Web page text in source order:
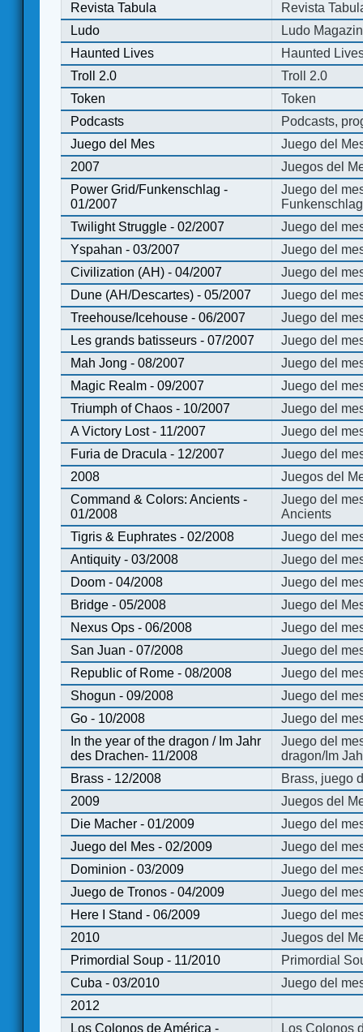
Revista Tabula
Revista
Ludo
Ludo
Haunted Lives
Haunted
Troll 2.0
Troll 2.0
Token
Token
Podcasts
Podcasts,
Juego del Mes
Juego del
2007
Juegos del
Power Grid/Funkenschlag -
01/2007
Juego del
Twilight Struggle - 02/2007
Juego del
Yspahan - 03/2007
Juego del
Civilization (AH) - 04/2007
Juego del
Dune (AH/Descartes) - 05/2007
Juego del
Treehouse/Icehouse - 06/2007
Juego del
Les grands batisseurs - 07/2007
Juego del
Mah Jong - 08/2007
Juego del
Magic Realm - 09/2007
Juego del
Triumph of Chaos - 10/2007
Juego del
A Victory Lost - 11/2007
Juego del
Furia de Dracula - 12/2007
Juego del
2008
Juegos del
Command & Colors: Ancients -
01/2008
Juego del
Ancients
Tigris & Euphrates - 02/2008
Juego del
Antiquity - 03/2008
Juego del
Doom - 04/2008
Juego del
Bridge - 05/2008
Juego del
Nexus Ops - 06/2008
Juego del
San Juan - 07/2008
Juego del
Republic of Rome - 08/2008
Juego del
Shogun - 09/2008
Juego del
Go - 10/2008
Juego del
In the year of the dragon / Im Jahr
des Drachen- 11/2008
Juego del
dragon/Im
Brass - 12/2008
Brass, juego
2009
Juegos del
Die Macher - 01/2009
Juego del
Juego del Mes - 02/2009
Juego del
Dominion - 03/2009
Juego del
Juego de Tronos - 04/2009
Juego del
Here I Stand - 06/2009
Juego del
2010
Juegos del
Primordial Soup - 11/2010
Primordial
Cuba - 03/2010
Juego del
2012
Los Colonos de América -
Los Colonos